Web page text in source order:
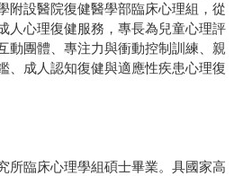
附設醫院復健醫學部臨床心理組，從
人心理復健服務，專長為兒童心理評
動團體、專注力與衝動控制訓練、親
、成人認知復健與適應性疾患心理復
所臨床心理學組碩士畢業。具國家高